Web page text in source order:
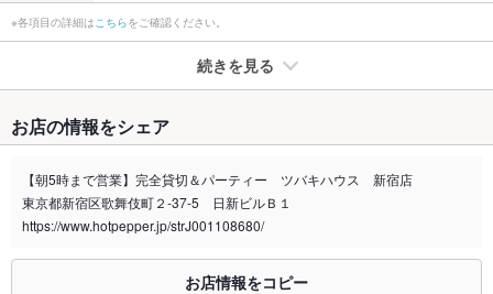
※各項目の詳細は こちらをご確認ください。
続きを見る
禁煙・喫煙 全席喫煙可
喫煙専用室 なし
※2020年4月1日～受動喫煙対策に関する法律が施行されています。正しい情報はお店へお問い
お店の情報をシェア
【朝5時まで営業】完全貸切＆パーティー ツバキハウス 新宿店
東京都新宿区歌舞伎町２-37-5 日新ビルＢ１
https://www.hotpepper.jp/strJ001108680/
お店情報をコピー